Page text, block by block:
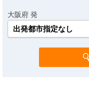
大阪府 発